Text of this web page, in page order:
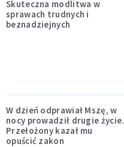
Skuteczna modlitwa w
sprawach trudnych i
beznadziejnych
W dzień odprawiał Mszę, w
nocy prowadził drugie życie.
Przełożony kazał mu
opuścić zakon